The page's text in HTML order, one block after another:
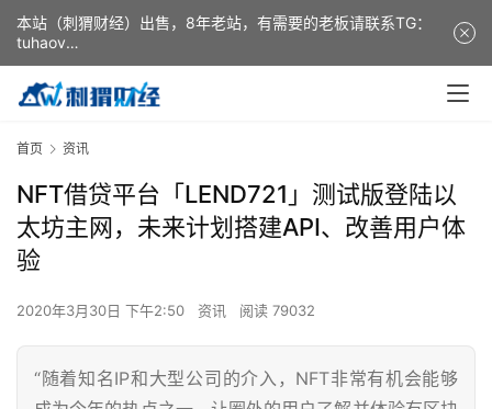
首页 资讯
NFT借贷平台「LEND721」测试版登陆以
太坊主网，未来计划搭建API、改善用户体
验
2020年3月30日 下午2:50 资讯 阅读 79032
“随着知名IP和大型公司的介入，NFT非常有机会能够
本站（刺猬财经）出售，8年老站，有需要的老板请联系TG：
tuhaov
This website (ciweicaijing) is for sale. It is a 8-year-old
website. If you need it, please contact TG: tuhaov